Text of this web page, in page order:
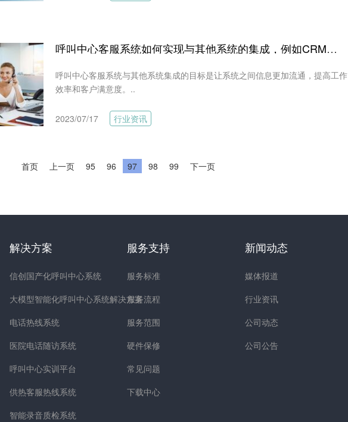
呼叫中心客服系统如何实现与其他系统的集成，例如CRM、知识库等
呼叫中心客服系统与其他系统集成的目标是让系统之间信息更加流通，提高工作
效率和客户满意度。..
2023/07/17 行业资讯
首页 上一页 95 96 97 98 99 下一页
解决方案
信创国产化呼叫中心系统
大模型智能化呼叫中心系统解决方案
电话热线系统
医院电话随访系统
呼叫中心实训平台
供热客服热线系统
智能录音质检系统
服务支持
服务标准
服务流程
服务范围
硬件保修
常见问题
下载中心
新闻动态
媒体报道
行业资讯
公司动态
公司公告